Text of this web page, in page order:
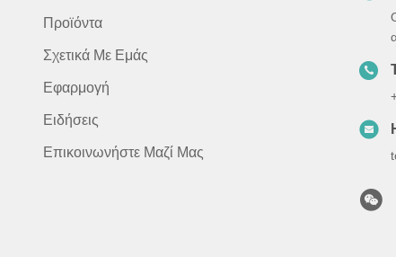
Προϊόντα
Σχετικά Με Εμάς
Εφαρμογή
Ειδήσεις
Επικοινωνήστε Μαζί Μας